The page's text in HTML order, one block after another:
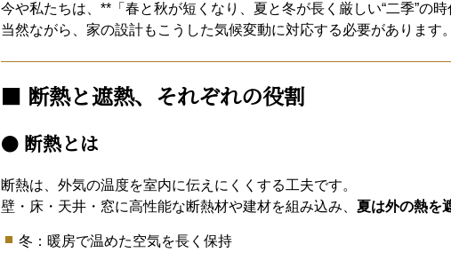
今や私たちは、**「春と秋が短くなり、夏と冬が長く厳しい“二季”の時
当然ながら、家の設計もこうした気候変動に対応する必要があります。
■ 断熱と遮熱、それぞれの役割
● 断熱とは
断熱は、外気の温度を室内に伝えにくくする工夫です。
壁・床・天井・窓に高性能な断熱材や建材を組み込み、 夏は外の熱を
冬：暖房で温めた空気を長く保持